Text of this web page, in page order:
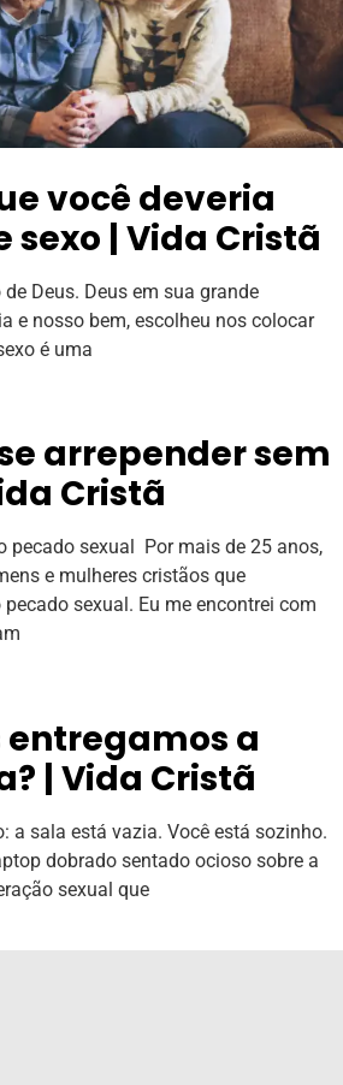
você deveria
sexo | Vida Cristã
Deus. Deus em sua grande
e nosso bem, escolheu nos colocar
é uma
arrepender sem
Cristã
pecado sexual Por mais de 25 anos,
e mulheres cristãos que
sexual. Eu me encontrei com
entregamos a
| Vida Cristã
a sala está vazia. Você está sozinho.
dobrado sentado ocioso sobre a
sexual que